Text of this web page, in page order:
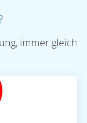
immer gleich